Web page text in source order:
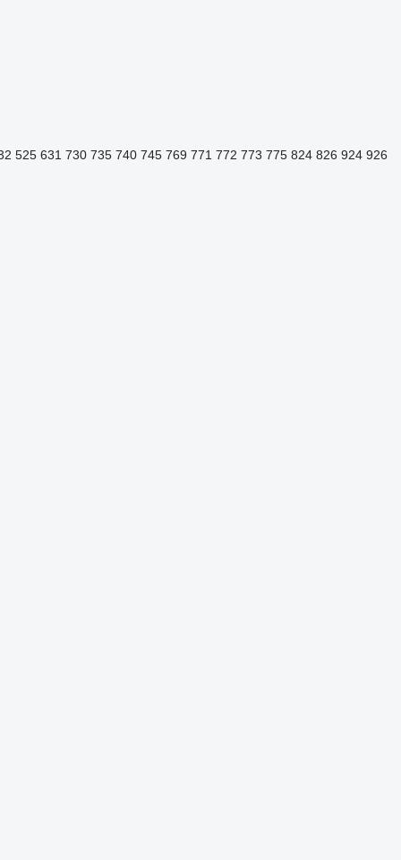
525 631 730 735 740 745 769 771 772 773 775 824 826 924 926